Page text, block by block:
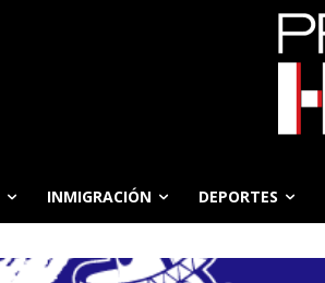
INMIGRACIÓN DEPORTES